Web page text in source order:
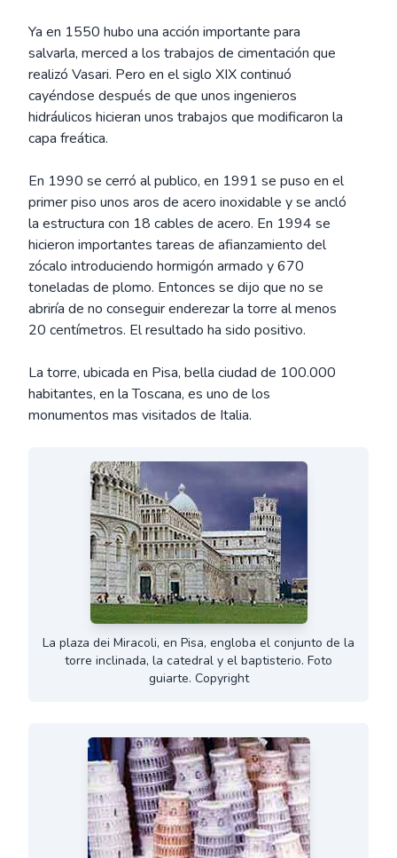
Ya en 1550 hubo una acción importante para
salvarla, merced a los trabajos de cimentación que
realizó Vasari. Pero en el siglo XIX continuó
cayéndose después de que unos ingenieros
hidráulicos hicieran unos trabajos que modificaron la
capa freática.
En 1990 se cerró al publico, en 1991 se puso en el
primer piso unos aros de acero inoxidable y se ancló
la estructura con 18 cables de acero. En 1994 se
hicieron importantes tareas de afianzamiento del
zócalo introduciendo hormigón armado y 670
toneladas de plomo. Entonces se dijo que no se
abriría de no conseguir enderezar la torre al menos
20 centímetros. El resultado ha sido positivo.
La torre, ubicada en Pisa, bella ciudad de 100.000
habitantes, en la Toscana, es uno de los
monumentos mas visitados de Italia.
La plaza dei Miracoli, en Pisa, engloba el conjunto de la
torre inclinada, la catedral y el baptisterio. Foto
guiarte. Copyright